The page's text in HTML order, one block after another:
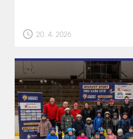
schedule 20. 4. 2026